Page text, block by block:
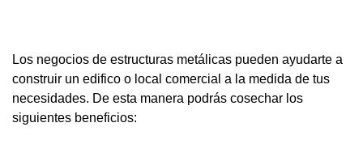
Los negocios de estructuras metálicas pueden ayudarte a
construir un edifico o local comercial a la medida de tus
necesidades. De esta manera podrás cosechar los
siguientes beneficios: